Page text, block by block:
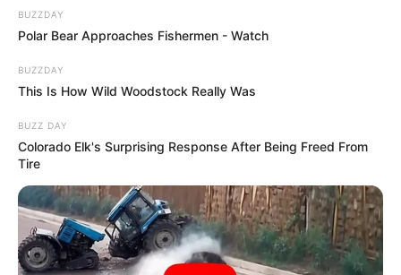
A Parlamentből tartalomgyár lett, de nem
Magyar Péter jelenléte
megváltoztatta a műfajt
Lehet szeretni vagy nem szeretni Magyar Pétert, de
azt nehéz vitatni, hogy a jelenléte radikálisan
megváltoztatta a parlamenti közvetítések
BUZZDAY
Polar Bear Approaches Fishermen - Watch
BUZZDAY
This Is How Wild Woodstock Really Was
BUZZ DAY
Colorado Elk's Surprising Response After Being Freed From
Tire